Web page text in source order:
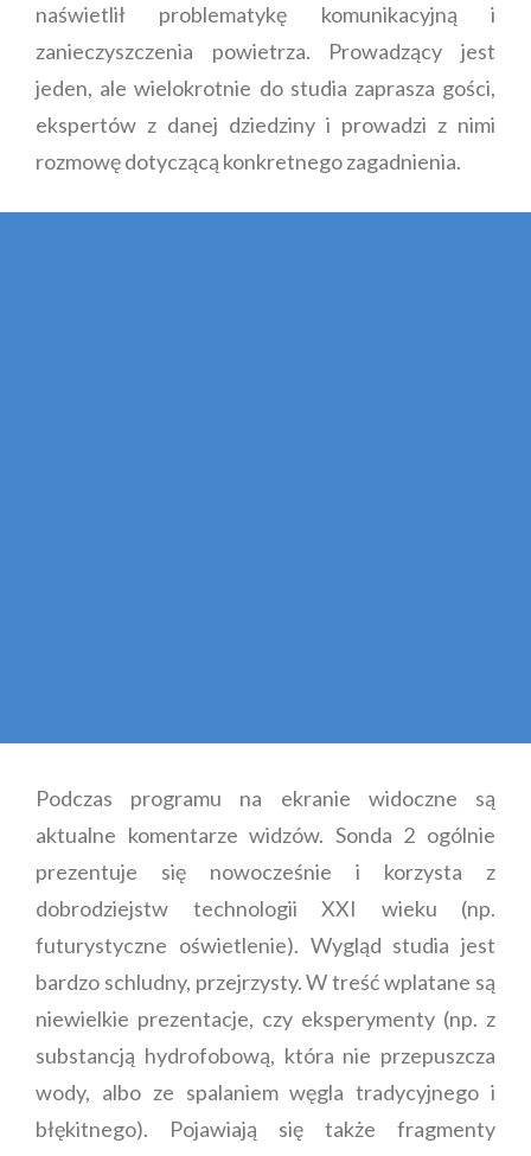
naświetlił problematykę komunikacyjną i
zanieczyszczenia powietrza. Prowadzący jest
jeden, ale wielokrotnie do studia zaprasza gości,
ekspertów z danej dziedziny i prowadzi z nimi
rozmowę dotyczącą konkretnego zagadnienia.
Podczas programu na ekranie widoczne są
aktualne komentarze widzów. Sonda 2 ogólnie
prezentuje się nowocześnie i korzysta z
dobrodziejstw technologii XXI wieku (np.
futurystyczne oświetlenie). Wygląd studia jest
bardzo schludny, przejrzysty. W treść wplatane są
niewielkie prezentacje, czy eksperymenty (np. z
substancją hydrofobową, która nie przepuszcza
wody, albo ze spalaniem węgla tradycyjnego i
błękitnego). Pojawiają się także fragmenty